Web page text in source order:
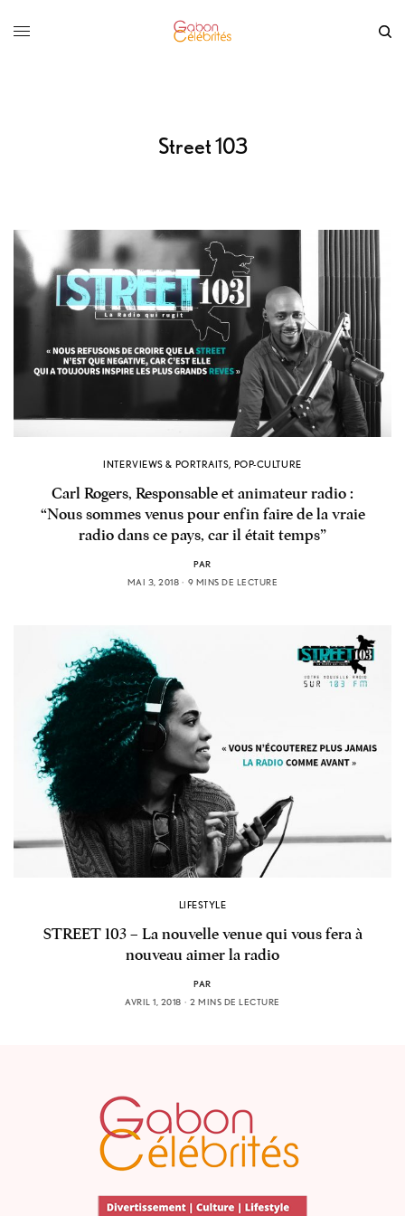
Street 103
INTERVIEWS & PORTRAITS, POP-CULTURE
Carl Rogers, Responsable et animateur radio :
“Nous sommes venus pour enfin faire de la vraie
radio dans ce pays, car il était temps”
PAR
MAI 3, 2018
9 MINS DE LECTURE
LIFESTYLE
STREET 103 – La nouvelle venue qui vous fera à
nouveau aimer la radio
PAR
AVRIL 1, 2018
2 MINS DE LECTURE